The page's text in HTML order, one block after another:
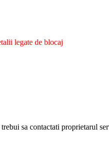
legate de blocaj
sa contactati proprietarul